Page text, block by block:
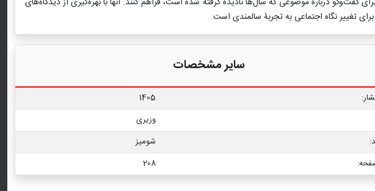
تغییر نگاه اجتماعی به تجربۀ سالمندی است.
سایر مشخصات
1405
وزیری
شومیز
208